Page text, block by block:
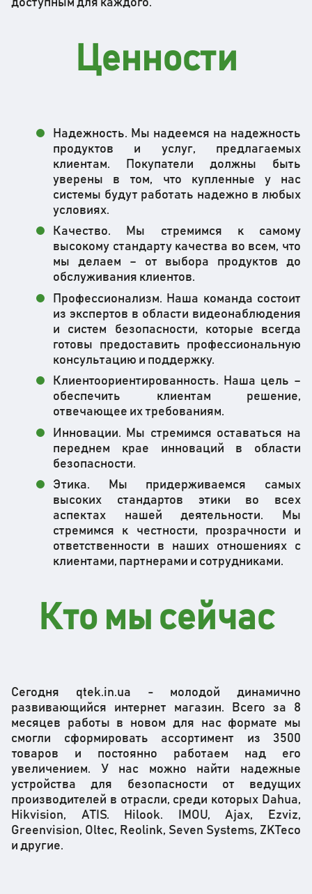
Ценности
Надежность. Мы надеемся на надежность
продуктов и услуг, предлагаемых
клиентам. Покупатели должны быть
уверены в том, что купленные у нас
системы будут работать надежно в любых
условиях.
Качество. Мы стремимся к самому
высокому стандарту качества во всем, что
мы делаем – от выбора продуктов до
обслуживания клиентов.
Профессионализм. Наша команда состоит
из экспертов в области видеонаблюдения
и систем безопасности, которые всегда
готовы предоставить профессиональную
консультацию и поддержку.
Клиентоориентированность. Наша цель –
обеспечить клиентам решение,
отвечающее их требованиям.
Инновации. Мы стремимся оставаться на
переднем крае инноваций в области
безопасности.
Этика. Мы придерживаемся самых
высоких стандартов этики во всех
аспектах нашей деятельности. Мы
стремимся к честности, прозрачности и
ответственности в наших отношениях с
клиентами, партнерами и сотрудниками.
Кто мы сейчас
Сегодня qtek.in.ua - молодой динамично
развивающийся интернет магазин. Всего за 8
месяцев работы в новом для нас формате мы
смогли сформировать ассортимент из 3500
товаров и постоянно работаем над его
увеличением. У нас можно найти надежные
устройства для безопасности от ведущих
производителей в отрасли, среди которых Dahua,
Hikvision, ATIS. Hilook. IMOU, Ajax, Ezviz,
Greenvision, Oltec, Reolink, Seven Systems, ZKTeco
и другие.